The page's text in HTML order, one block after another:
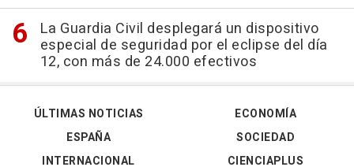
La Guardia Civil desplegará un dispositivo
especial de seguridad por el eclipse del día
12, con más de 24.000 efectivos
ÚLTIMAS NOTICIAS
ESPAÑA
INTERNACIONAL
ECONOMÍA
SOCIEDAD
CIENCIAPLUS